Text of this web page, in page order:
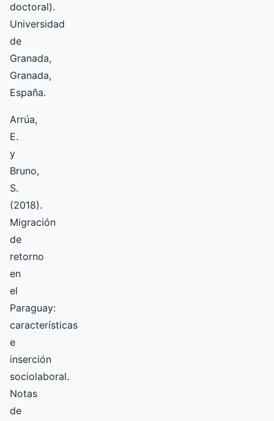
doctoral).
Universidad
de
Granada,
Granada,
España.
Arrúa,
E.
y
Bruno,
S.
(2018).
Migración
de
retorno
en
el
Paraguay:
características
e
inserción
sociolaboral.
Notas
de